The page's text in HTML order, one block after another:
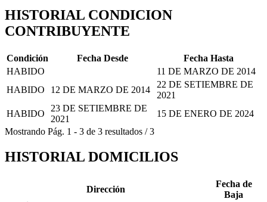
HISTORIAL CONDICION
CONTRIBUYENTE
Condición Fecha Desde
Fecha Hasta
HABIDO
11 DE MARZO DE 2014
HABIDO
12 DE MARZO DE 2014
22 DE SETIEMBRE DE
2021
HABIDO
23 DE SETIEMBRE DE
2021
15 DE ENERO DE 2024
Mostrando Pág. 1 - 3 de 3 resultados /3
HISTORIAL DOMICILIOS
Dirección
Fecha de
Baja